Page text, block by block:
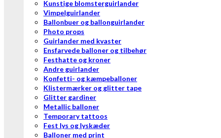
Kunstige blomsterguirlander
Vimpelguirlander
Ballonbuer og ballonguirlander
Photo props
Guirlander med kvaster
Ensfarvede balloner og tilbehør
Festhatte og kroner
Andre guirlander
Konfetti- og kæmpeballoner
Klistermærker og glitter tape
Glitter gardiner
Metallic balloner
Temporary tattoos
Fest lys og lyskæder
Balloner med print